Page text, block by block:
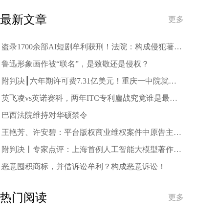
最新文章 更多
盗录1700余部AI短剧牟利获刑！法院：构成侵犯著作
权罪
鲁迅形象画作被“联名”，是致敬还是侵权？
附判决┃六年期许可费7.31亿美元！重庆一中院就中
兴诉三星案作出一审判决
英飞凌vs英诺赛科，两年ITC专利鏖战究竟谁是最终
赢家？
巴西法院维持对华硕禁令
王艳芳、许安碧：平台版权商业维权案件中原告主体
资格的司法审查与规制
附判决丨专家点评：上海首例人工智能大模型著作权
侵权案二审宣判
恶意囤积商标，并借诉讼牟利？构成恶意诉讼！
热门阅读 更多